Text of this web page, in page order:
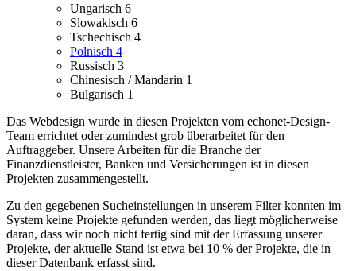
Ungarisch 6
Slowakisch 6
Tschechisch 4
Polnisch 4
Russisch 3
Chinesisch / Mandarin 1
Bulgarisch 1
Das Webdesign wurde in diesen Projekten vom echonet-Design-
Team errichtet oder zumindest grob überarbeitet für den
Auftraggeber. Unsere Arbeiten für die Branche der
Finanzdienstleister, Banken und Versicherungen ist in diesen
Projekten zusammengestellt.
Zu den gegebenen Sucheinstellungen in unserem Filter konnten im
System keine Projekte gefunden werden, das liegt möglicherweise
daran, dass wir noch nicht fertig sind mit der Erfassung unserer
Projekte, der aktuelle Stand ist etwa bei 10 % der Projekte, die in
dieser Datenbank erfasst sind.